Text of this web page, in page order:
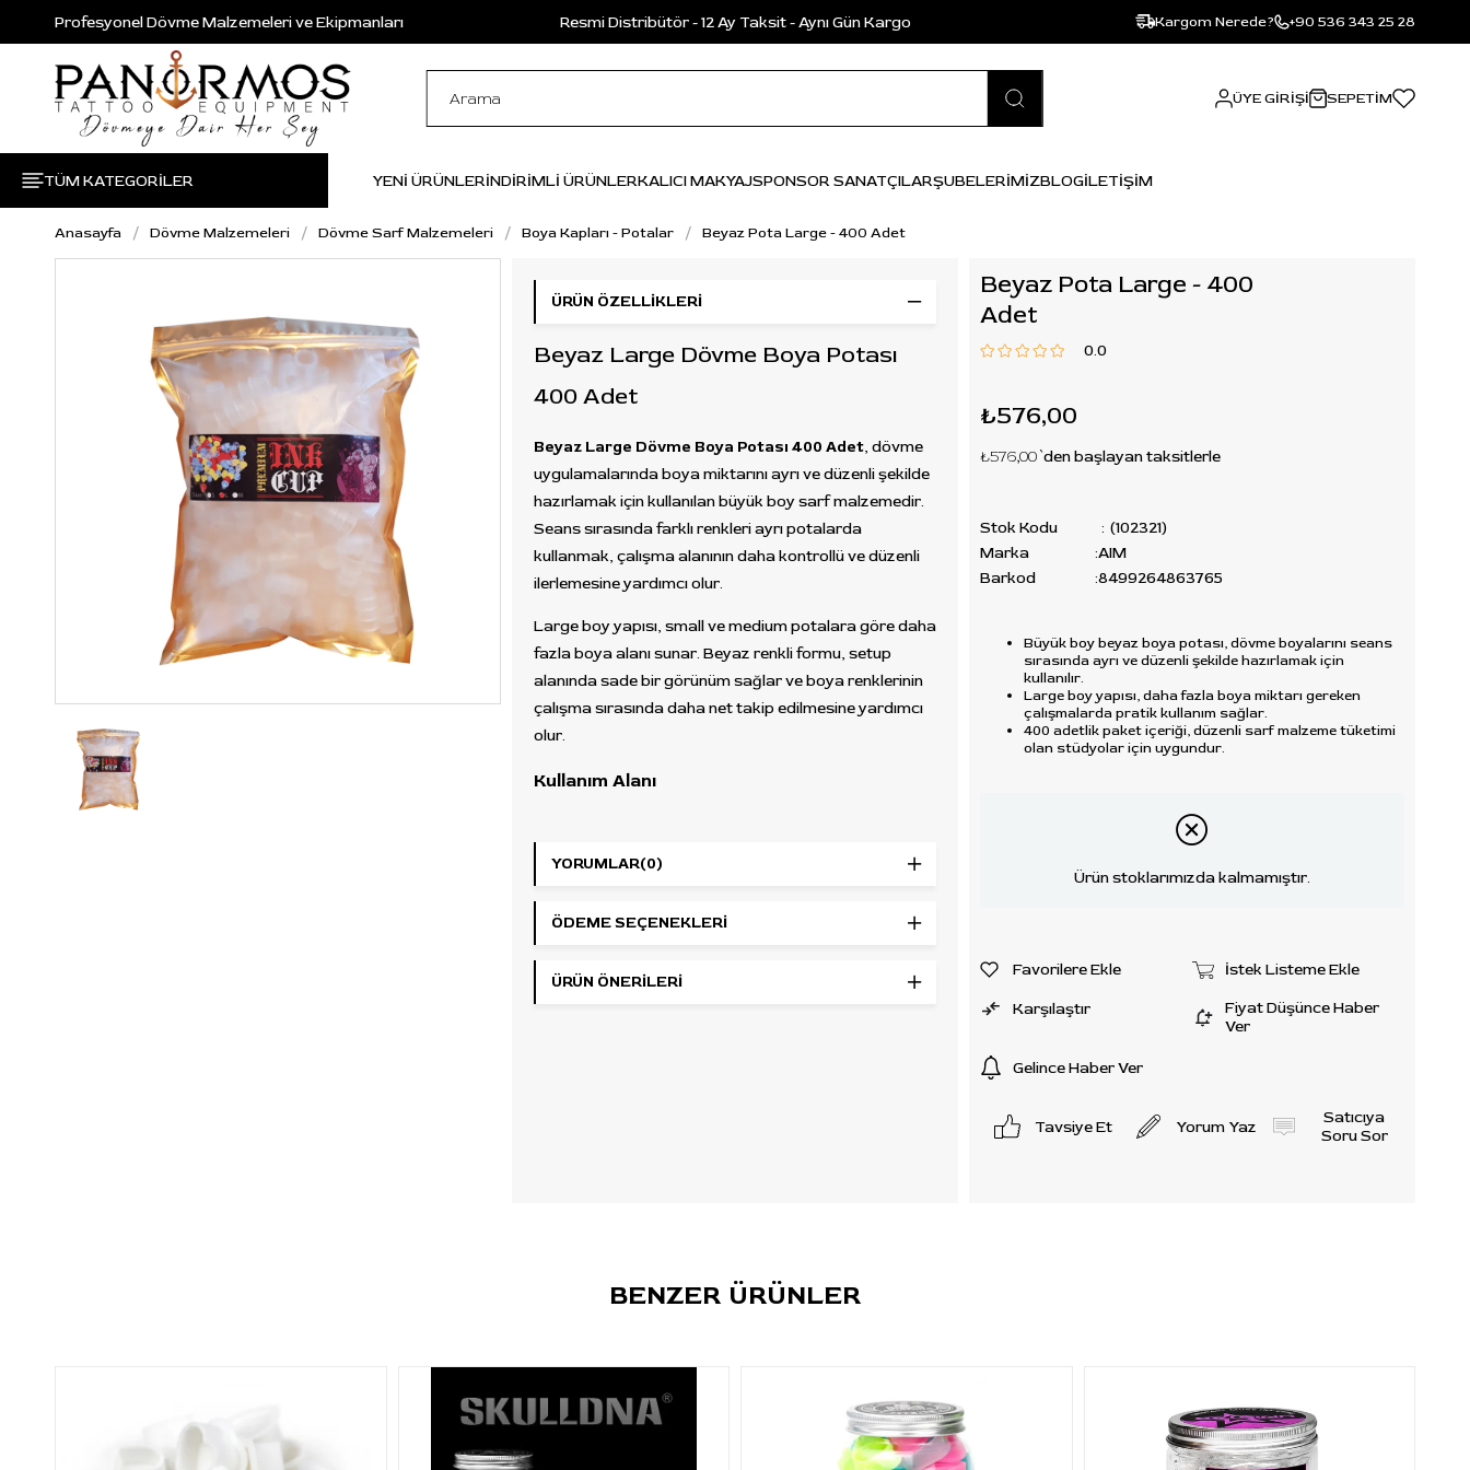
Profesyonel Dövme Malzemeleri ve Ekipmanları Resmi Distribütör - 12 Ay Taksit - Aynı Gün Kargo Kargom Nerede? +90 536 343 25 28
ÜYE GIRIŞI SEPETIM
TÜM KATEGORİLER YENİ ÜRÜNLERİNDİRİMLİ ÜRÜNLERKALICI MAKYAJSPONSOR SANATÇILARŞUBELERİMİZBLOGİLETİŞİM
Anasayfa Dövme Malzemeleri Dövme Sarf Malzemeleri Boya Kapları - Potalar Beyaz Pota Large - 400 Adet
ÜRÜN ÖZELLIKLERI
Beyaz Large Dövme Boya Potası
400 Adet
Beyaz Large Dövme Boya Potası 400 Adet, dövme
uygulamalarında boya miktarını ayrı ve düzenli şekilde
hazırlamak için kullanılan büyük boy sarf malzemedir.
Seans sırasında farklı renkleri ayrı potalarda
kullanmak, çalışma alanının daha kontrollü ve düzenli
ilerlemesine yardımcı olur.
Large boy yapısı, small ve medium potalara göre daha
fazla boya alanı sunar. Beyaz renkli formu, setup
alanında sade bir görünüm sağlar ve boya renklerinin
çalışma sırasında daha net takip edilmesine yardımcı
olur.
Kullanım Alanı
seans öncesi setup düzeni oluşturma ve yüksek boya
profesyonel kullanıcılar için uygundur.
Öne Çıkan Özellikler
Kullanım Talimatı
karışım için ayrı pota kullanılması, çalışma düzeninin
korunmasına yardımcı olur.
YORUMLAR(0)
ÖDEME SEÇENEKLERI
ÜRÜN ÖNERILERI
Beyaz Pota Large - 400
Adet
0.0
₺576,00
₺576,00`den başlayan taksitlerle
Stok Kodu
(102321)
Marka
:AIM
Barkod
:8499264863765
Büyük boy beyaz boya potası, dövme boyalarını seans
sırasında ayrı ve düzenli şekilde hazırlamak için
kullanılır.
Large boy yapısı, daha fazla boya miktarı gereken
çalışmalarda pratik kullanım sağlar.
400 adetlik paket içeriği, düzenli sarf malzeme tüketimi
olan stüdyolar için uygundur.
Ürün stoklarımızda kalmamıştır.
Favorilere Ekle İstek Listeme Ekle
Karşılaştır
Fiyat Düşünce Haber
Ver
Gelince Haber Ver
Tavsiye Et Yorum Yaz
Satıcıya
Soru Sor
BENZER ÜRÜNLER